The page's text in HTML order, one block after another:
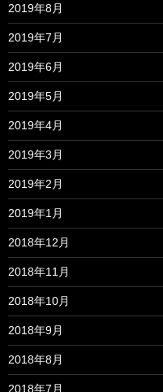
2019年8月
2019年7月
2019年6月
2019年5月
2019年4月
2019年3月
2019年2月
2019年1月
2018年12月
2018年11月
2018年10月
2018年9月
2018年8月
2018年7月